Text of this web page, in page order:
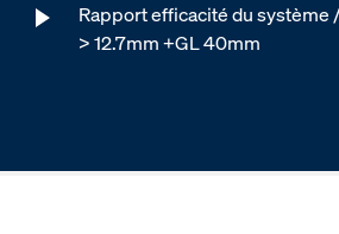
Rapport efficacité du système
> 12.7mm +GL 40mm